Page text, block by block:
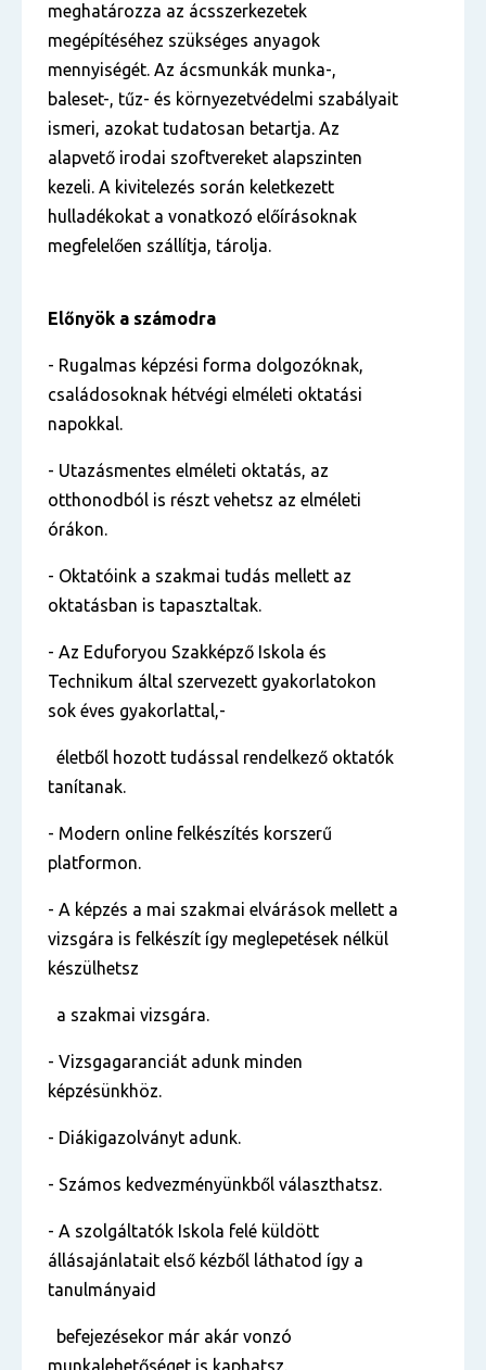
meghatározza az ácsszerkezetek
megépítéséhez szükséges anyagok
mennyiségét. Az ácsmunkák munka-,
baleset-, tűz- és környezetvédelmi szabályait
ismeri, azokat tudatosan betartja. Az
alapvető irodai szoftvereket alapszinten
kezeli. A kivitelezés során keletkezett
hulladékokat a vonatkozó előírásoknak
megfelelően szállítja, tárolja.
Előnyök a számodra
- Rugalmas képzési forma dolgozóknak,
családosoknak hétvégi elméleti oktatási
napokkal.
- Utazásmentes elméleti oktatás, az
otthonodból is részt vehetsz az elméleti
órákon.
- Oktatóink a szakmai tudás mellett az
oktatásban is tapasztaltak.
- Az Eduforyou Szakképző Iskola és
Technikum által szervezett gyakorlatokon
sok éves gyakorlattal,-
életből hozott tudással rendelkező oktatók
tanítanak.
- Modern online felkészítés korszerű
platformon.
- A képzés a mai szakmai elvárások mellett a
vizsgára is felkészít így meglepetések nélkül
készülhetsz
a szakmai vizsgára.
- Vizsgagaranciát adunk minden
képzésünkhöz.
- Diákigazolványt adunk.
- Számos kedvezményünkből választhatsz.
- A szolgáltatók Iskola felé küldött
állásajánlatait első kézből láthatod így a
tanulmányaid
befejezésekor már akár vonzó
munkalehetőséget is kaphatsz.